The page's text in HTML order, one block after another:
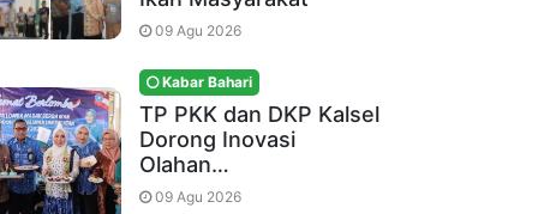
09 Agu 2026
Kabar Bahari
TP PKK dan DKP Kalsel
Dorong Inovasi
Olahan…
09 Agu 2026